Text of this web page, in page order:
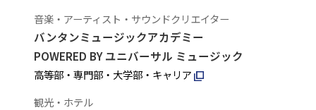
音楽・アーティスト・サウンドクリエイター
バンタンミュージックアカデミー
POWERED BY ユニバーサル ミュージック
高等部・専門部・大学部・キャリア
観光・ホテル